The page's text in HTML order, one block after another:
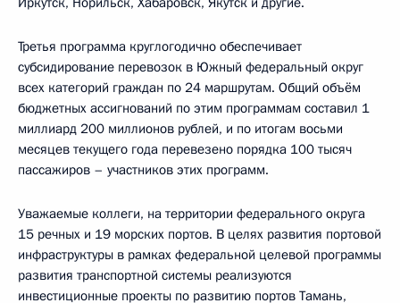
Третья программа круглогодично обеспечивает
субсидирование перевозок в Южный федеральный округ
всех категорий граждан по 24 маршрутам. Общий объём
бюджетных ассигнований по этим программам составил 1
миллиард 200 миллионов рублей, и по итогам восьми
месяцев текущего года перевезено порядка 100 тысяч
пассажиров – участников этих программ.
Уважаемые коллеги, на территории федерального округа
15 речных и 19 морских портов. В целях развития портовой
инфраструктуры в рамках федеральной целевой программы
развития транспортной системы реализуются
инвестиционные проекты по развитию портов Тамань,